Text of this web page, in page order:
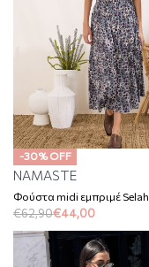
-30% OFF
NAMASTE
Φούστα midi εμπριμέ Selah
€62,90€44,00